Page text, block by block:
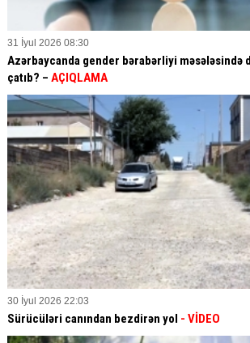
31 İyul 2026 08:30
Azərbaycanda gender bərabərliyi məsələsində
çatıb? – AÇIQLAMA
30 İyul 2026 22:03
Sürücüləri canından bezdirən yol - VİDEO